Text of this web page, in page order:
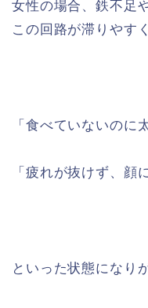
女性の場合、鉄不足
この回路が滞りやすく
「食べていないのに
「疲れが抜けず、顔
といった状態になり